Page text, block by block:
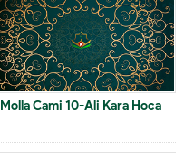
Molla Cami 10-Ali Kara Hoca